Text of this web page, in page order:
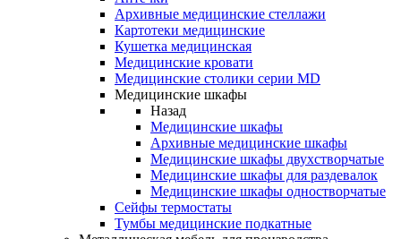
Архивные медицинские стеллажи
Картотеки медицинские
Кушетка медицинская
Медицинские кровати
Медицинские столики серии MD
Медицинские шкафы
Назад
Медицинские шкафы
Архивные медицинские шкафы
Медицинские шкафы двухстворчатые
Медицинские шкафы для раздевалок
Медицинские шкафы одностворчатые
Сейфы термостаты
Тумбы медицинские подкатные